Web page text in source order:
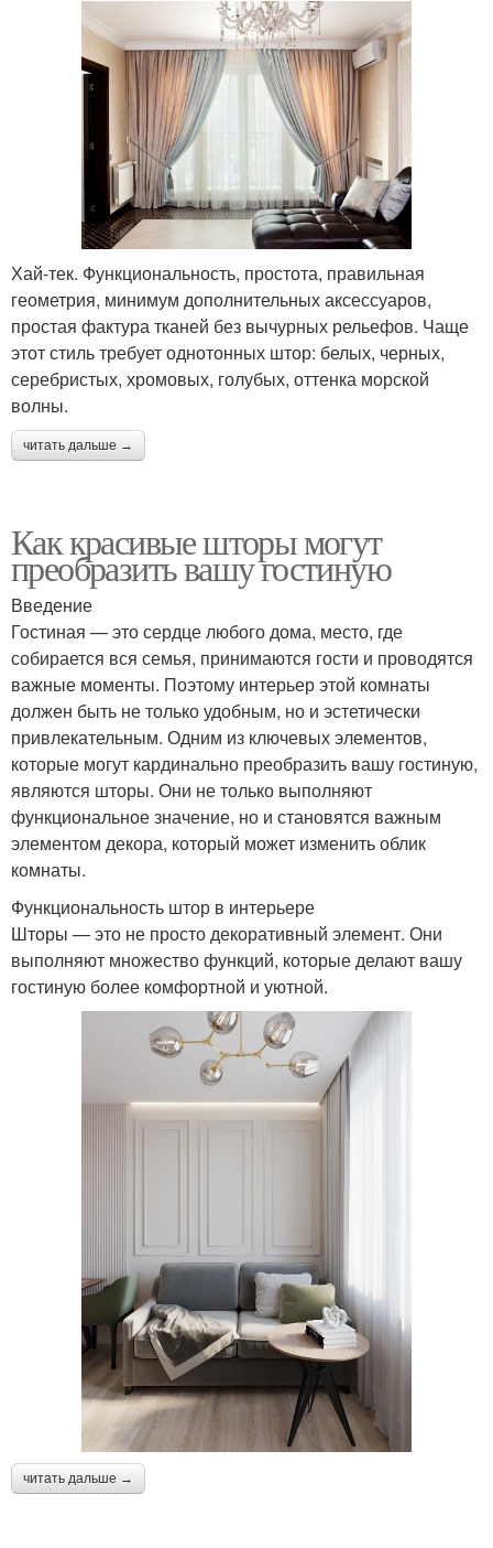
Хай-тек. Функциональность, простота, правильная
геометрия, минимум дополнительных аксессуаров,
простая фактура тканей без вычурных рельефов. Чаще
этот стиль требует однотонных штор: белых, черных,
серебристых, хромовых, голубых, оттенка морской
волны.
читать дальше →
Как красивые шторы могут
преобразить вашу гостиную
Введение
Гостиная — это сердце любого дома, место, где
собирается вся семья, принимаются гости и проводятся
важные моменты. Поэтому интерьер этой комнаты
должен быть не только удобным, но и эстетически
привлекательным. Одним из ключевых элементов,
которые могут кардинально преобразить вашу гостиную,
являются шторы. Они не только выполняют
функциональное значение, но и становятся важным
элементом декора, который может изменить облик
комнаты.
Функциональность штор в интерьере
Шторы — это не просто декоративный элемент. Они
выполняют множество функций, которые делают вашу
гостиную более комфортной и уютной.
читать дальше →